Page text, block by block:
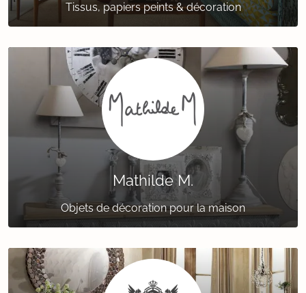
Tissus, papiers peints & décoration
Mathilde M.
Objets de décoration pour la maison